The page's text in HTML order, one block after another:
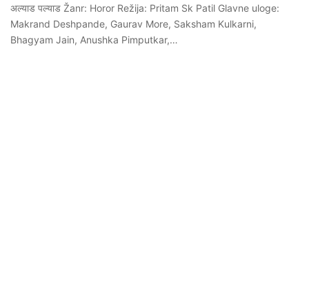
अल्याड पल्याड Žanr: Horor Režija: Pritam Sk Patil Glavne uloge:
Makrand Deshpande, Gaurav More, Saksham Kulkarni,
Bhagyam Jain, Anushka Pimputkar,…